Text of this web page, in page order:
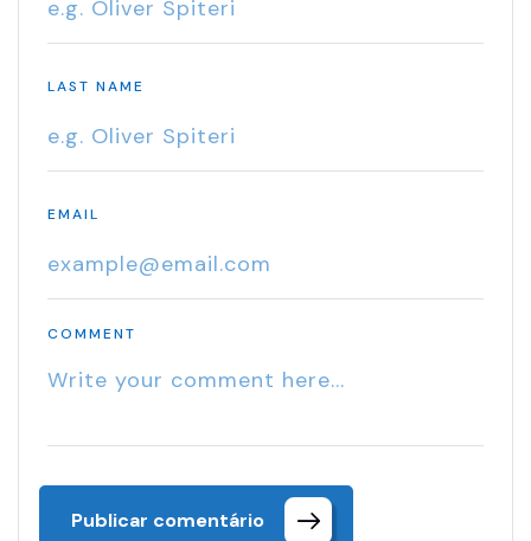
LAST NAME
EMAIL
COMMENT
Publicar comentário